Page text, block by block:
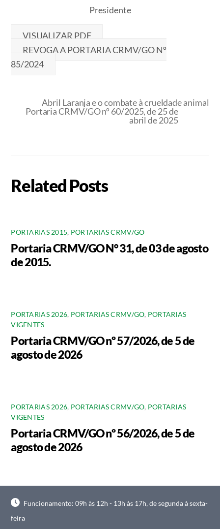
Presidente
VISUALIZAR PDF
REVOGA A PORTARIA CRMV/GO Nº
85/2024
Abril Laranja e o combate à crueldade animal
Portaria CRMV/GO nº 60/2025, de 25 de
abril de 2025
Related Posts
PORTARIAS 2015, PORTARIAS CRMV/GO
Portaria CRMV/GO N° 31, de 03 de agosto
de 2015.
PORTARIAS 2026, PORTARIAS CRMV/GO, PORTARIAS
VIGENTES
Portaria CRMV/GO nº 57/2026, de 5 de
agosto de 2026
PORTARIAS 2026, PORTARIAS CRMV/GO, PORTARIAS
VIGENTES
Portaria CRMV/GO nº 56/2026, de 5 de
agosto de 2026
Funcionamento: 09h às 12h - 13h às 17h, de segunda à sexta-
feira